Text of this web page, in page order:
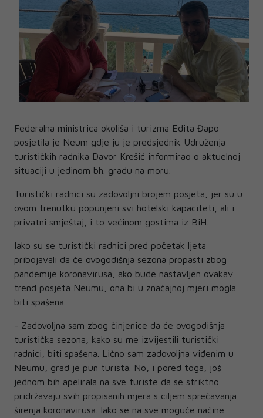
Federalna ministrica okoliša i turizma Edita Đapo
posjetila je Neum gdje ju je predsjednik Udruženja
turističkih radnika Davor Krešić informirao o aktuelnoj
situaciji u jedinom bh. gradu na moru.
Turistički radnici su zadovoljni brojem posjeta, jer su u
ovom trenutku popunjeni svi hotelski kapaciteti, ali i
privatni smještaj, i to većinom gostima iz BiH.
Iako su se turistički radnici pred početak ljeta
pribojavali da će ovogodišnja sezona propasti zbog
pandemije koronavirusa, ako bude nastavljen ovakav
trend posjeta Neumu, ona bi u značajnoj mjeri mogla
biti spašena.
- Zadovoljna sam zbog činjenice da će ovogodišnja
turistička sezona, kako su me izvijestili turistički
radnici, biti spašena. Lično sam zadovoljna viđenim u
Neumu, grad je pun turista. No, i pored toga, još
jednom bih apelirala na sve turiste da se striktno
pridržavaju svih propisanih mjera s ciljem sprečavanja
širenja koronavirusa. Iako se na sve moguće načine